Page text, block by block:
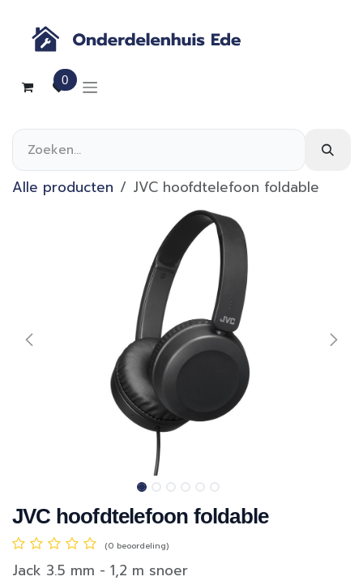
0
Alle producten JVC hoofdtelefoon foldable
JVC hoofdtelefoon foldable
(0 beoordeling)
Jack 3.5 mm - 1,2 m snoer